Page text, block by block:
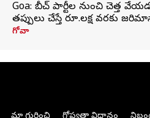
Goa: బీచ్ పార్టీల నుంచి చెత్త
తప్పులు చేస్తే రూ.లక్ష వరకు
గోవా